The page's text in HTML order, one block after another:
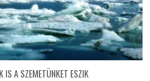
IS A SZEMETÜNKET ESZIK